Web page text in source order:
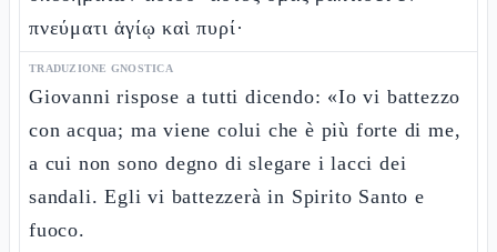
πνεύματι ἁγίῳ καὶ πυρί·
TRADUZIONE GNOSTICA
Giovanni rispose a tutti dicendo: «Io vi battezzo
con acqua; ma viene colui che è più forte di me,
a cui non sono degno di slegare i lacci dei
sandali. Egli vi battezzerà in Spirito Santo e
fuoco.